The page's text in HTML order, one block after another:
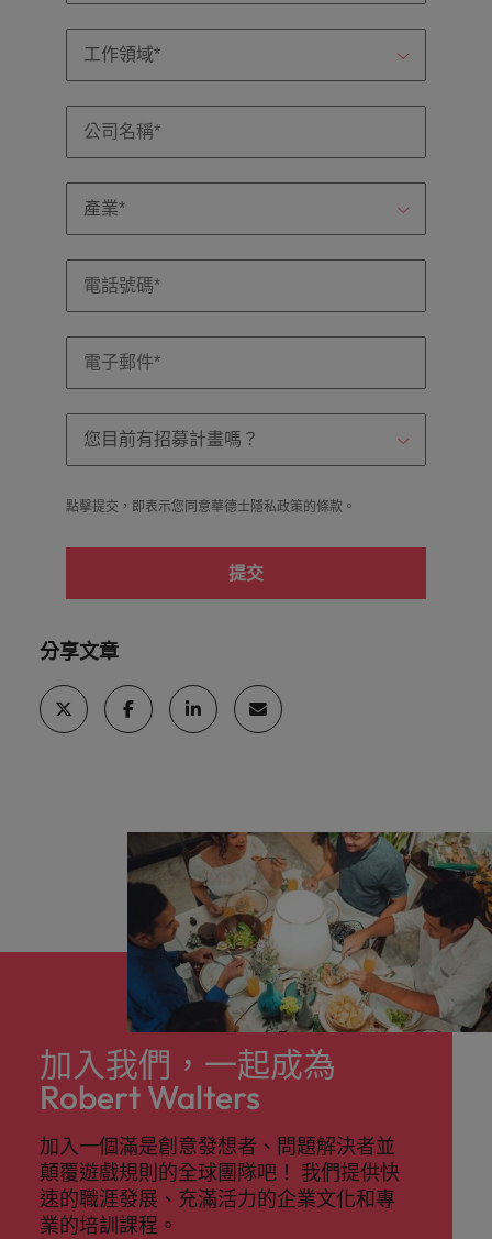
點擊提交，即表示您同意華德士隱私政策的條款 。
提交
分享文章
加入我們，一起成為
Robert Walters
加入一個滿是創意發想者、問題解決者並
顛覆遊戲規則的全球團隊吧！ 我們提供快
速的職涯發展、充滿活力的企業文化和專
業的培訓課程。